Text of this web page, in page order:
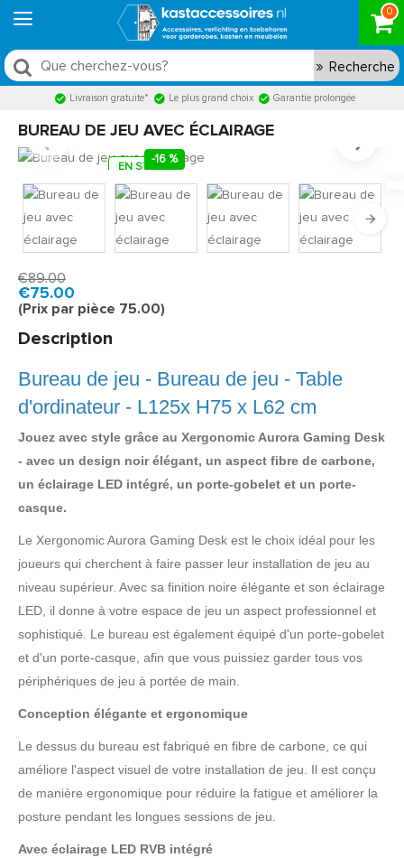
0
Recherche
Livraison gratuite* Le plus grand choix Garantie prolongée
BUREAU DE JEU AVEC ÉCLAIRAGE
EN STOCK
-16 %
Livraison rapide, en 1 à 2 jours ouvrés
€89.00
€75.00
(Prix par pièce 75.00)
Description
Bureau de jeu - Bureau de jeu - Table
d'ordinateur - L125x H75 x L62 cm
Jouez avec style grâce au Xergonomic Aurora Gaming Desk
- avec un design noir élégant, un aspect fibre de carbone,
un éclairage LED intégré, un porte-gobelet et un porte-
casque.
Le Xergonomic Aurora Gaming Desk est le choix idéal pour les
joueurs qui cherchent à faire passer leur installation de jeu au
niveau supérieur. Avec sa finition noire élégante et son éclairage
LED, il donne à votre espace de jeu un aspect professionnel et
sophistiqué. Le bureau est également équipé d'un porte-gobelet
et d'un porte-casque, afin que vous puissiez garder tous vos
périphériques de jeu à portée de main.
Conception élégante et ergonomique
Le dessus du bureau est fabriqué en fibre de carbone, ce qui
améliore l'aspect visuel de votre installation de jeu. Il est conçu
de manière ergonomique pour réduire la fatigue et améliorer la
posture pendant les longues sessions de jeu.
Avec éclairage LED RVB intégré